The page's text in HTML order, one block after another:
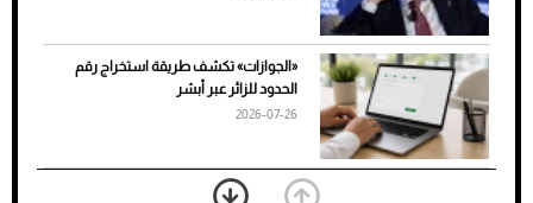
7 نصائح لاختيار لون البنطلون المناسب للقميص
الأسود
«الجوازات» تكشف طريقة استخراج رقم
الحدود للزائر عبر أبشر
2026-07-26
بعد 7 أشهر من تعرضه لحادث مروع.. جوشوا